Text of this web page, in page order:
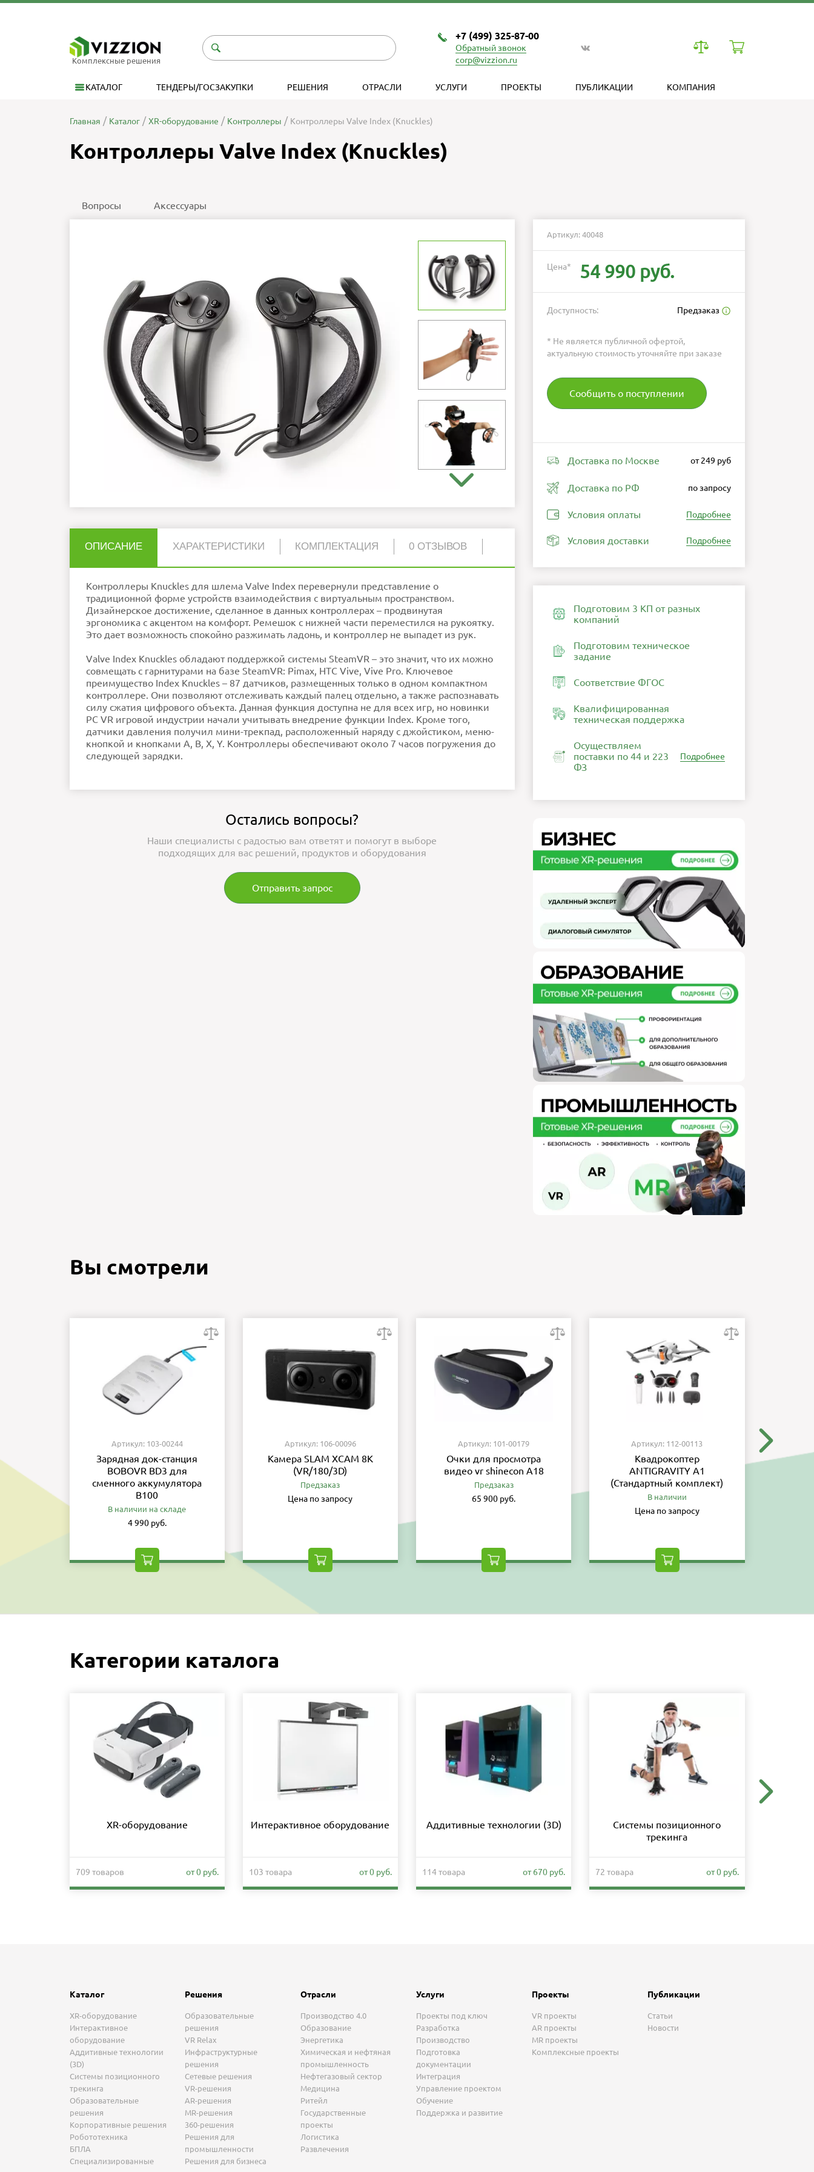
Комплексные решения
+7 (499) 325-87-00
Обратный звонок
corp@vizzion.ru
КАТАЛОГ ТЕНДЕРЫ/ГОСЗАКУПКИ РЕШЕНИЯ ОТРАСЛИ УСЛУГИ ПРОЕКТЫ ПУБЛИКАЦИИ КОМПАНИЯ
Главная Каталог XR-оборудование Контроллеры Контроллеры Valve Index (Knuckles)
Контроллеры Valve Index (Knuckles)
Вопросы Аксессуары
ОПИСАНИЕ ХАРАКТЕРИСТИКИ КОМПЛЕКТАЦИЯ 0 ОТЗЫВОВ
Контроллеры Knuckles для шлема Valve Index перевернули представление о
традиционной форме устройств взаимодействия с виртуальным пространством.
Дизайнерское достижение, сделанное в данных контроллерах – продвинутая
эргономика с акцентом на комфорт. Ремешок с нижней части переместился на рукоятку.
Это дает возможность спокойно разжимать ладонь, и контроллер не выпадет из рук.
Valve Index Knuckles обладают поддержкой системы SteamVR – это значит, что их можно
совмещать с гарнитурами на базе SteamVR: Pimax, HTC Vive, Vive Pro. Ключевое
преимущество Index Knuckles – 87 датчиков, размещенных только в одном компактном
контроллере. Они позволяют отслеживать каждый палец отдельно, а также распознавать
силу сжатия цифрового объекта. Данная функция доступна не для всех игр, но новинки
PC VR игровой индустрии начали учитывать внедрение функции Index. Кроме того,
датчики давления получил мини-трекпад, расположенный наряду с джойстиком, меню-
кнопкой и кнопками A, B, X, Y. Контроллеры обеспечивают около 7 часов погружения до
следующей зарядки.
Производитель
Ошибка в описании?
Ремешок
НАПИСАТЬ ОТЗЫВ
Внимание:HTML не поддерживается! Используйте обычный текст!
Остались вопросы?
Наши специалисты с радостью вам ответят и помогут в выборе
подходящих для вас решений, продуктов и оборудования
Отправить запрос
Артикул: 40048
Цена* 54 990 руб.
Доступность: Предзаказ
* Не является публичной офертой,
актуальную стоимость уточняйте при заказе
Сообщить о поступлении
Доставка по Москве от 249 руб
Доставка по РФ по запросу
Условия оплаты Подробнее
Условия доставки Подробнее
Подготовим 3 КП от разных
компаний
Подготовим техническое
задание
Соответствие ФГОС
Квалифицированная
техническая поддержка
Осуществляем
поставки по 44 и 223
ФЗ
Подробнее
Вы смотрели
Артикул: 103-00244
Зарядная док-станция
BOBOVR BD3 для
сменного аккумулятора
B100
В наличии на складе
4 990 руб.
Артикул: 106-00096
Камера SLAM XCAM 8K
(VR/180/3D)
Предзаказ
Цена по запросу
Артикул: 101-00179
Очки для просмотра
видео vr shinecon A18
Предзаказ
65 900 руб.
Артикул: 112-00113
Квадрокоптер
ANTIGRAVITY A1
(Стандартный комплект)
В наличии
Цена по запросу
Категории каталога
XR-оборудование
709 товаров от 0 руб.
Интерактивное оборудование
103 товара от 0 руб.
Аддитивные технологии (3D)
114 товара от 670 руб.
Системы позиционного
трекинга
72 товара от 0 руб.
Каталог
XR-оборудование
Интерактивное
оборудование
Аддитивные технологии
(3D)
Системы позиционного
трекинга
Образовательные
решения
Корпоративные решения
Робототехника
БПЛА
Специализированные
Решения
Образовательные
решения
VR Relax
Инфраструктурные
решения
Сетевые решения
VR-решения
AR-решения
MR-решения
360-решения
Решения для
промышленности
Решения для бизнеса
Отрасли
Производство 4.0
Образование
Энергетика
Химическая и нефтяная
промышленность
Нефтегазовый сектор
Медицина
Ритейл
Государственные
проекты
Логистика
Развлечения
Услуги
Проекты под ключ
Разработка
Производство
Подготовка
документации
Интеграция
Управление проектом
Обучение
Поддержка и развитие
Проекты
VR проекты
AR проекты
MR проекты
Комплексные проекты
Публикации
Статьи
Новости